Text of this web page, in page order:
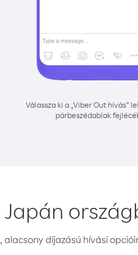
Válassza ki a „Viber Out hívás”
párbeszédablak
díjazású hívási